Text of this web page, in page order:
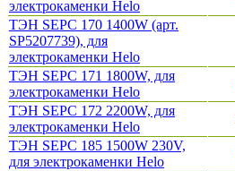
электрокаменки Helo
ТЭН SEPC 170 1400W (арт.
SP5207739), для
электрокаменки Helo
ТЭН SEPC 171 1800W, для
электрокаменки Helo
ТЭН SEPC 172 2200W, для
электрокаменки Helo
ТЭН SEPC 185 1500W 230V,
для электрокаменки Helo